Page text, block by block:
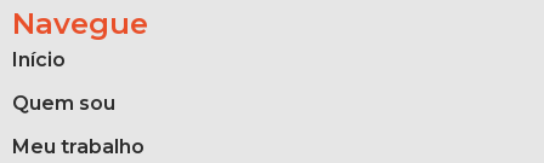
Navegue
Início
Quem sou
Meu trabalho